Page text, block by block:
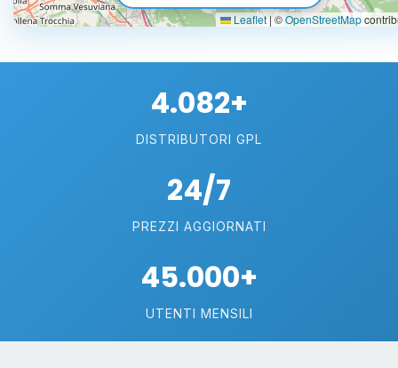
Leaflet|©OpenStreetMap
4.082+
DISTRIBUTORI GPL
24/7
PREZZI AGGIORNATI
45.000+
UTENTI MENSILI